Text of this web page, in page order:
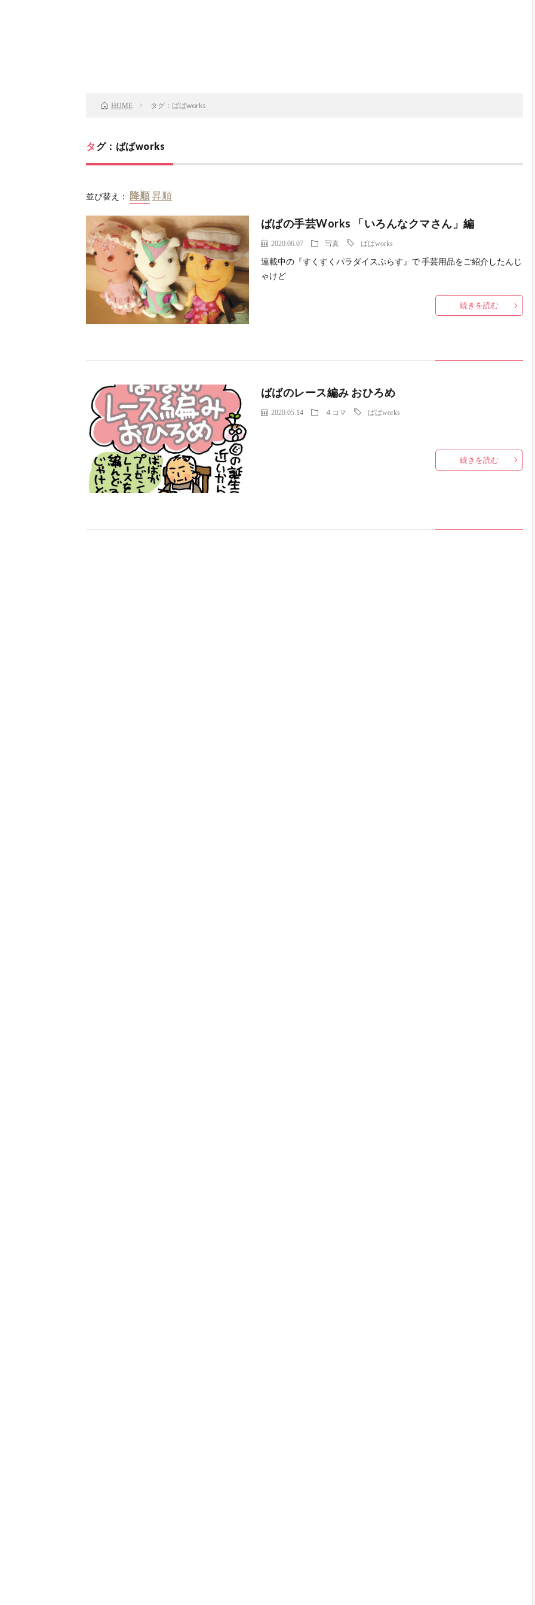
HOME タグ：ばばworks
タグ：ばばworks
並び替え：
ばばの手芸Works 「いろんなクマさん」編
2020.06.07 写真 ばばworks
連載中の『すくすくパラダイスぷらす』で 手芸用品をご紹介したんじ
ゃけど
続きを読む
ばばのレース編み おひろめ
2020.05.14 ４コマ ばばworks
続きを読む